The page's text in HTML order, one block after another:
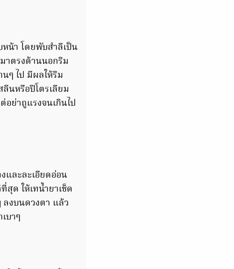
หน้า โดยพับสำลีเป็น
าตรงด้านนอกริม
ๆ ไป มีผลให้ริม
นหรือปิโตรเลียม
อย่าถูแรงจนเกินไป
และละเอียดอ่อน
ด ให้เทน้ำยาเช็ด
ลงบนดวงตา แล้ว
บาๆ